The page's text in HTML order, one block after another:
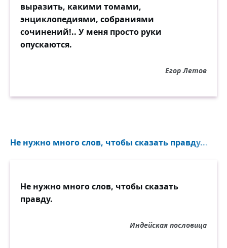
выразить, какими томами,
энциклопедиями, собраниями
сочинений!.. У меня просто руки
опускаются.
Егор Летов
Не нужно много слов, чтобы сказать правду...
Не нужно много слов, чтобы сказать
правду.
Индейская пословица